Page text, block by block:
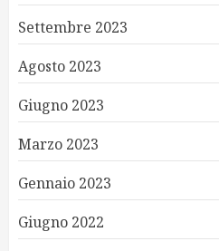
Settembre 2023
Agosto 2023
Giugno 2023
Marzo 2023
Gennaio 2023
Giugno 2022